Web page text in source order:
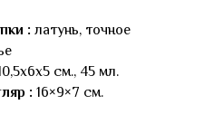
: латунь, точное
см., 45 мл.
: 16×9×7 см.